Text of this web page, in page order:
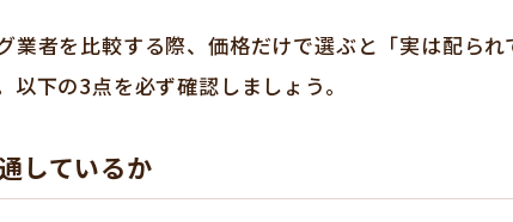
業者を比較する際、価格だけで選ぶと「実は配ら
以下の3点を必ず確認しましょう。
しているか